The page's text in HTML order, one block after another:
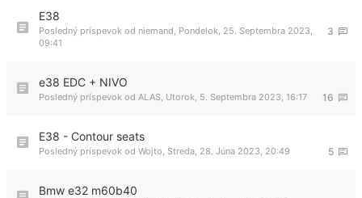
E38
3
Posledný príspevok od niemand Pondelok, 25. Septembra 2023,
09:41
e38 EDC + NIVO
16
Posledný príspevok od ALAS Utorok, 5. Septembra 2023, 16:17
E38 - Contour seats
5
Posledný príspevok od Wojto Streda, 28. Júna 2023, 20:49
Bmw e32 m60b40